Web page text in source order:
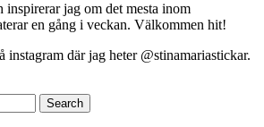
inspirerar jag om det mesta inom
en gång i veckan. Välkommen hit!
instagram där jag heter @stinamariastickar.
Search